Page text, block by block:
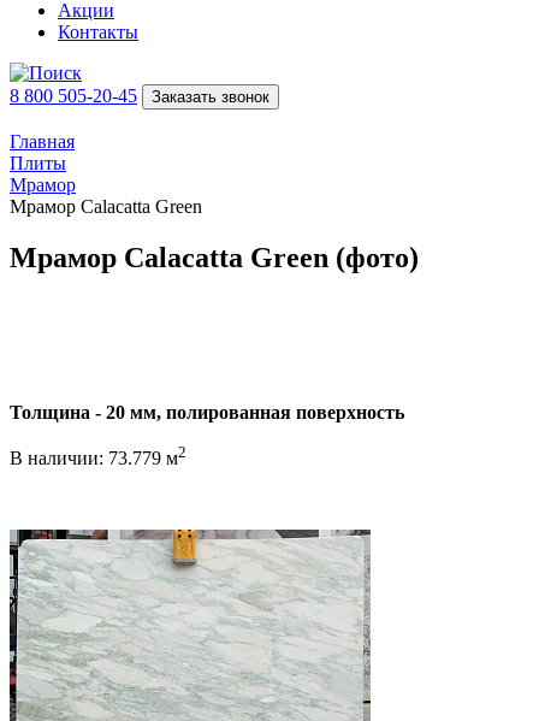
Акции
Контакты
8 800 505-20-45 Заказать звонок
Главная
Плиты
Мрамор
Мрамор Calacatta Green
Мрамор Calacatta Green (фото)
Толщина - 20 мм, полированная поверхность
В наличии: 73.779 м2